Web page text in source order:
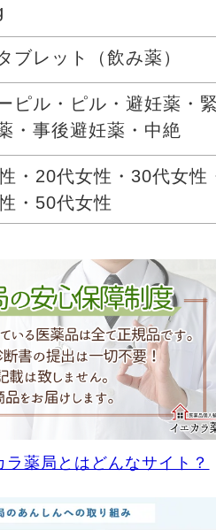
ブレット（飲み薬）
ピル・ピル・避妊薬・
・事後避妊薬・中絶
・20代女性・30代女性
・50代女性
薬局とはどんなサイト？